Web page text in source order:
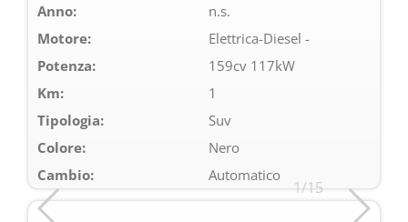
Anno:
n.s.
Motore:
Elettrica-Diesel -
Potenza:
159cv 117kW
Km:
1
Tipologia:
Suv
Colore:
Nero
Cambio:
Automatico
1/15